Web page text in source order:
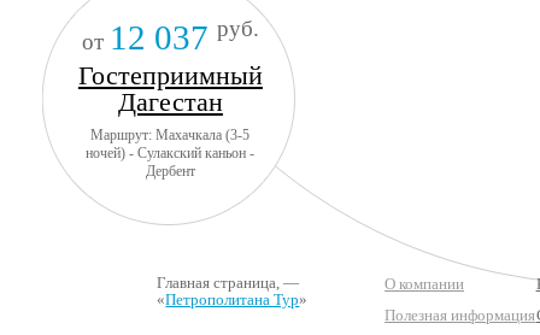
от 12 037 руб.
Гостеприимный
Дагестан
Маршрут: Махачкала (3-5
ночей) - Сулакский каньон -
Дербент
Главная страница, —
«Петрополитана Тур»
О компании
Полезная информация